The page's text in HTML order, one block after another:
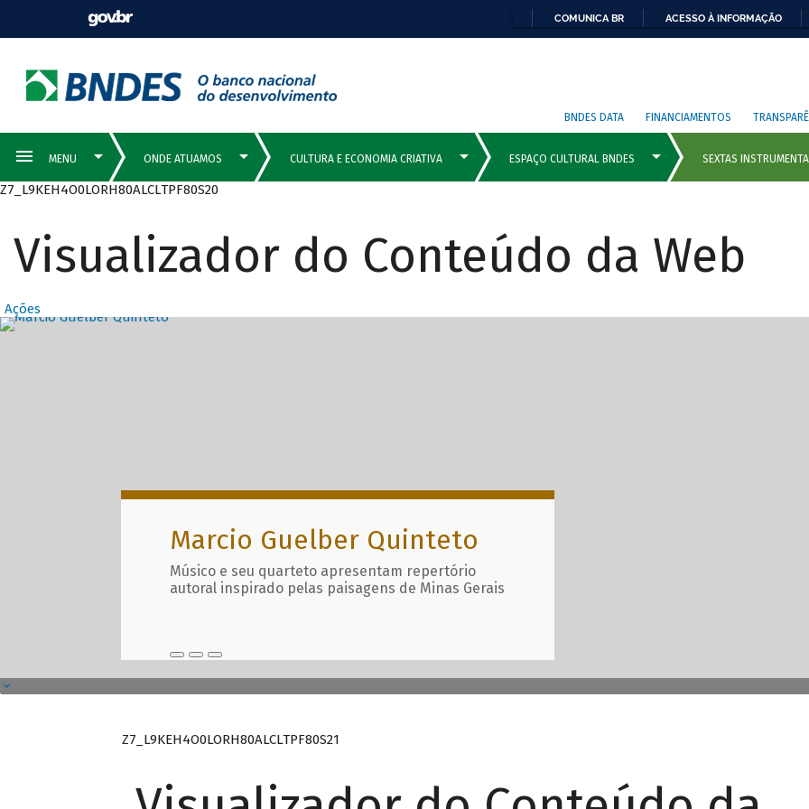
COMUNICA BR ACESSO À INFORMAÇÃO
BNDES DATA FINANCIAMENTOS
Z7_L9KEH4O0LORH80ALCLTPF80S20
Visualizador do Conteúdo da Web
Ações
Destaques Principais com
Marcio Guelber Quinteto
Músico e seu quarteto apresentam repertório
autoral inspirado pelas paisagens de Minas Gerais
Z7_L9KEH4O0LORH80ALCLTPF80S21